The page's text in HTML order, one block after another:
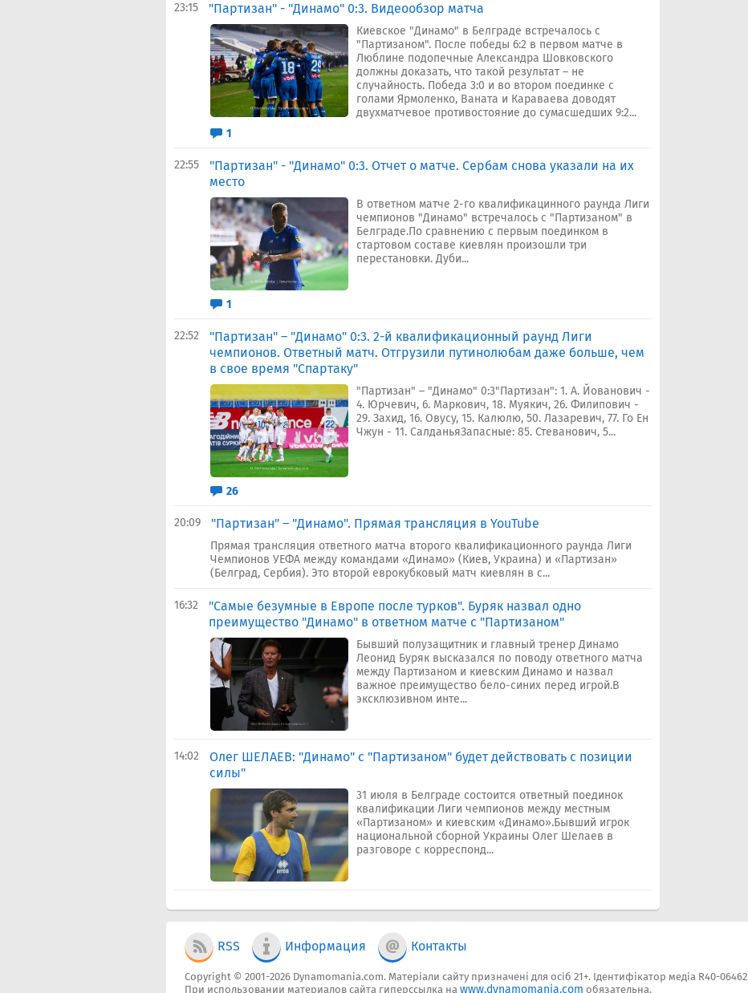
23:15 "Партизан" - "Динамо" 0:3. Видеообзор матча
Киевское "Динамо" в Белграде встречалось с
"Партизаном". После победы 6:2 в первом матче в
Люблине подопечные Александра Шовковского
должны доказать, что такой результат – не
случайность. Победа 3:0 и во втором поединке с
голами Ярмоленко, Ваната и Караваева доводят
двухматчевое противостояние до сумасшедших 9:2...
1
22:55
"Партизан" - "Динамо" 0:3. Отчет о матче. Сербам снова указали на их
место
В ответном матче 2-го квалификацинного раунда Лиги
чемпионов "Динамо" встречалось с "Партизаном" в
Белграде.По сравнению с первым поединком в
стартовом составе киевлян произошли три
перестановки. Дуби...
1
22:52
"Партизан" – "Динамо" 0:3. 2-й квалификационный раунд Лиги
чемпионов. Ответный матч. Отгрузили путинолюбам даже больше, чем
в свое время "Спартаку"
"Партизан" – "Динамо" 0:3"Партизан": 1. А. Йованович -
4. Юрчевич, 6. Маркович, 18. Муякич, 26. Филипович -
29. Захид, 16. Овусу, 15. Калюлю, 50. Лазаревич, 77. Го Ен
Чжун - 11. СалданьяЗапасные: 85. Стеванович, 5...
26
20:09 "Партизан" – "Динамо". Прямая трансляция в YouTube
Прямая трансляция ответного матча второго квалификационного раунда Лиги
Чемпионов УЕФА между командами «Динамо» (Киев, Украина) и «Партизан»
(Белград, Сербия). Это второй еврокубковый матч киевлян в с...
16:32
"Самые безумные в Европе после турков". Буряк назвал одно
преимущество "Динамо" в ответном матче с "Партизаном"
Бывший полузащитник и главный тренер Динамо
Леонид Буряк высказался по поводу ответного матча
между Партизаном и киевским Динамо и назвал
важное преимущество бело-синих перед игрой.В
эксклюзивном инте...
14:02
Олег ШЕЛАЕВ: "Динамо" с "Партизаном" будет действовать с позиции
силы"
31 июля в Белграде состоится ответный поединок
квалификации Лиги чемпионов между местным
«Партизаном» и киевским «Динамо».Бывший игрок
национальной сборной Украины Олег Шелаев в
разговоре с корреспонд...
RSS Информация Контакты
Copyright © 2001-2026 Dynamomania.com. Матеріали сайту призначені для осіб 21+. Ідентифікатор медіа R40-06462
При использовании материалов сайта гиперссылка на www.dynamomania.com обязательна.